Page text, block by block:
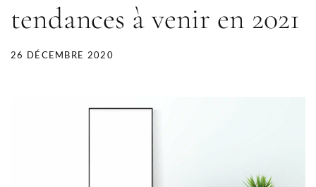
tendances à venir en 2021
26 DÉCEMBRE 2020